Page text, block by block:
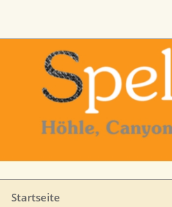
Startseite